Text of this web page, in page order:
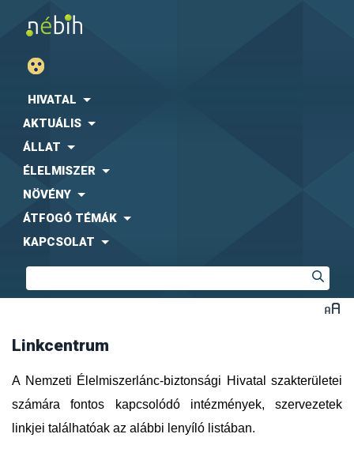
HIVATAL
AKTUÁLIS
ÁLLAT
ÉLELMISZER
NÖVÉNY
ÁTFOGÓ TÉMÁK
KAPCSOLAT
Linkcentrum
A Nemzeti Élelmiszerlánc-biztonsági Hivatal szakterületei
számára fontos kapcsolódó intézmények, szervezetek
linkjei találhatóak az alábbi lenyíló listában.
Agrárgazdasági Kutató Intézet (AKI)
(FEOSZ)
Közbeszerzési Hatóság (KH)
Központi Statisztikai Hivatal (KSH)
Magyar Díszkertészek Szövetsége
Magyar Ebtartók Országos Egyesülete (MEBO)
Magyar Máltai Szeretetszolgálat
Magyar Utazási Irodák Szövetsége (MUISZ)
Nemzeti Közszolgálati Egyetem (NKE)
Intézet (OGYÉI)
Szellemi Tulajdon Nemzeti Hivatala (SZTNH)
Táplálkozás, Életmód és Testmozgás Platform
Egyesület (TÉT Platform)